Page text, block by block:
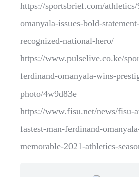
https://sportsbrief.com/
omanyala-issues-bold-
recognized-national-hero/
https://www.pulselive.co.ke/
ferdinand-omanyala-wins-
photo/4w9d83e
https://www.fisu.net/news/fisu-
fastest-man-ferdinand-
memorable-2021-athletics-